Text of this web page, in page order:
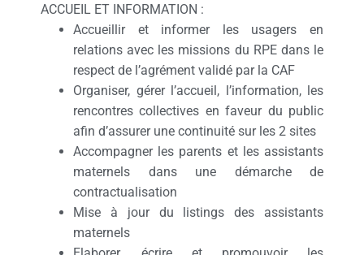
ACCUEIL ET INFORMATION :
Accueillir et informer les usagers en
relations avec les missions du RPE dans le
respect de l’agrément validé par la CAF
Organiser, gérer l’accueil, l’information, les
rencontres collectives en faveur du public
afin d’assurer une continuité sur les 2 sites
Accompagner les parents et les assistants
maternels dans une démarche de
contractualisation
Mise à jour du listings des assistants
maternels